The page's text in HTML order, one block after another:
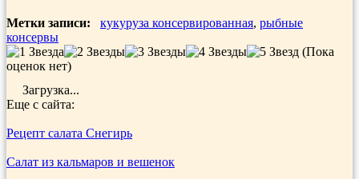
Метки записи: кукуруза консервированная, рыбные
консервы
(Пока
оценок нет)
Загрузка...
Еще с сайта:
Рецепт салата Снегирь
Салат из кальмаров и вешенок